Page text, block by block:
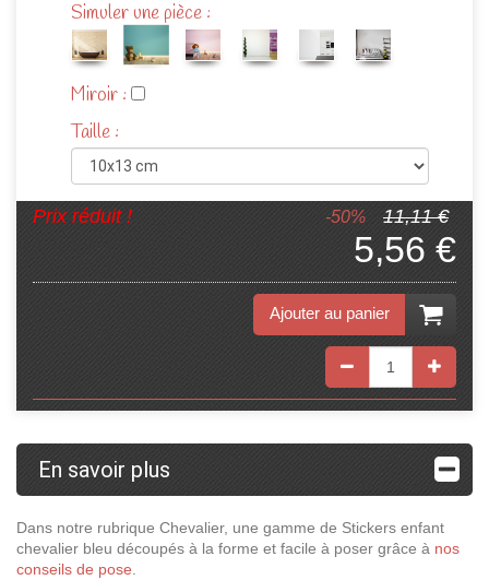
Simuler une pièce :
Miroir :
Taille :
-50% 11,11 €
Prix réduit !
5,56 €
Ajouter au panier
En savoir plus
Dans notre rubrique Chevalier, une gamme de Stickers enfant
chevalier bleu découpés à la forme et facile à poser grâce à nos
conseils de pose